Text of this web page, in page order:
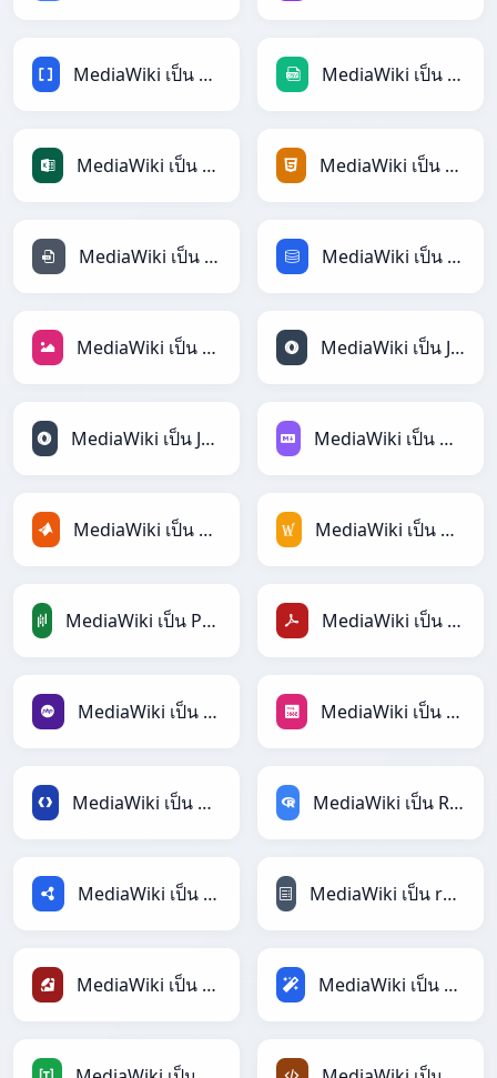
MediaWiki เป็น BBCode MediaWiki เป็น CSV
MediaWiki เป็น Excel MediaWiki เป็น HTML
MediaWiki เป็น INI MediaWiki เป็น SQL
MediaWiki เป็น JPEG MediaWiki เป็น JSON
MediaWiki เป็น JSONLines MediaWiki เป็น Markdown
MediaWiki เป็น MATLAB MediaWiki เป็น MediaWiki
MediaWiki เป็น PandasDataFrame MediaWiki เป็น PDF
MediaWiki เป็น PHP MediaWiki เป็น PNG
MediaWiki เป็น Protobuf MediaWiki เป็น RDataFrame
MediaWiki เป็น RDF MediaWiki เป็น reStructuredText
MediaWiki เป็น Ruby MediaWiki เป็น Magic